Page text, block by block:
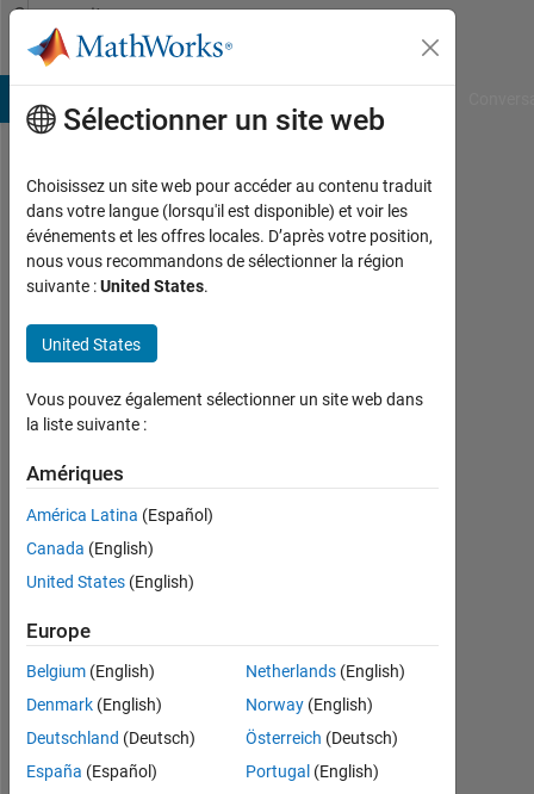
Passer au contenu
Community
Profile
Chandrika
Last
seen:
environ
2 ans il
y a
Actif
depuis
1
Following:
Follow
Spoken
Languages:
Sélectionner un site web
Choisissez un site web pour accéder au contenu traduit
dans votre langue (lorsqu'il est disponible) et voir les
événements et les offres locales. D’après votre position,
nous vous recommandons de sélectionner la région
suivante :United States.
United States
Vous pouvez également sélectionner un site web dans
la liste suivante :
Amériques
América Latina (Español)
Canada (English)
United States (English)
Europe
Belgium (English)
Denmark (English)
Deutschland (Deutsch)
España (Español)
Netherlands(English)
Norway(English)
Österreich (Deutsch)
Portugal (English)